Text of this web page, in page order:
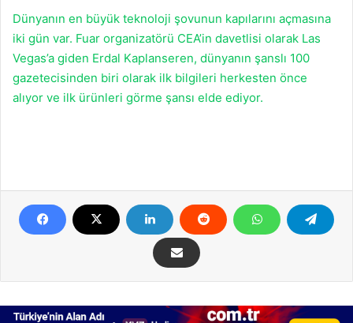
Dünyanın en büyük teknoloji şovunun kapılarını açmasına
iki gün var. Fuar organizatörü CEA’in davetlisi olarak Las
Vegas’a giden Erdal Kaplanseren, dünyanın şanslı 100
gazetecisinden biri olarak ilk bilgileri herkesten önce
alıyor ve ilk ürünleri görme şansı elde ediyor.